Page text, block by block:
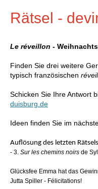
Rätsel -
Le réveillon -
Finden Sie drei weitere
typisch französischen
Schicken Sie Ihre Antwort
duisburg.de
Ideen finden Sie im
Auflösung des letzten
- 3. Sur les chemins noirs de
Glücksfee Emma hat das
Jutta Spiller - Félicitations!